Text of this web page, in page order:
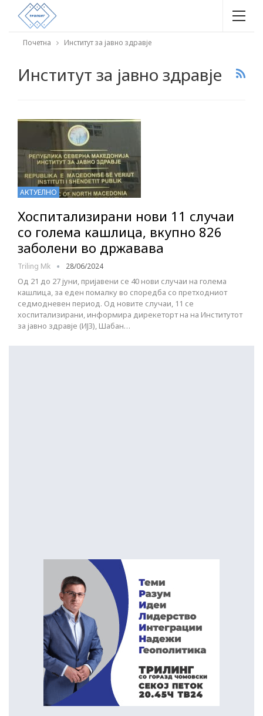
Почетна Институт за јавно здравје
Институт за јавно здравје
АКТУЕЛНО
Хоспитализирани нови 11 случаи
со голема кашлица, вкупно 826
заболени во државава
Triling Mk 28/06/2024
Од 21 до 27 јуни, пријавени се 40 нови случаи на голема
кашлица, за еден помалку во споредба со претходниот
седмодневен период. Од новите случаи, 11 се
хоспитализирани, информира дирекеторт на на Институтот
за јавно здравје (ИЈЗ), Шабан…